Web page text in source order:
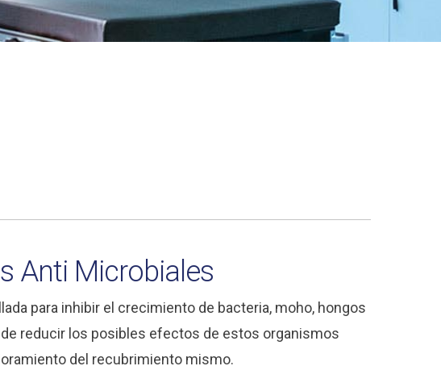
Anti Microbiales
para inhibir el crecimiento de bacteria, moho, hongos
reducir los posibles efectos de estos organismos
del recubrimiento mismo.